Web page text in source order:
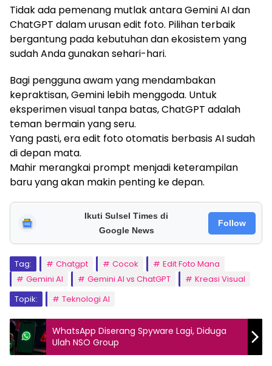
Tidak ada pemenang mutlak antara Gemini AI dan
ChatGPT dalam urusan edit foto. Pilihan terbaik
bergantung pada kebutuhan dan ekosistem yang
sudah Anda gunakan sehari-hari.
Bagi pengguna awam yang mendambakan
kepraktisan, Gemini lebih menggoda. Untuk
eksperimen visual tanpa batas, ChatGPT adalah
teman bermain yang seru.
Yang pasti, era edit foto otomatis berbasis AI sudah
di depan mata.
Mahir merangkai prompt menjadi keterampilan
baru yang akan makin penting ke depan.
Ikuti Sulsel Times di
Google News
Follow
Tag: Chatgpt Cocok
Edit Foto Mana
Gemini AI
Gemini AI vs ChatGPT
Kreasi Visual
Topik:
Teknologi AI
WhatsApp Diserang Spyware Lagi, Diduga
Ulah NSO Group